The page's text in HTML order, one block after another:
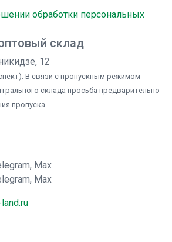
обработки персональных
склад
12
В связи с пропускным режимом
склада просьба предварительно
пропуска.
Max
Max